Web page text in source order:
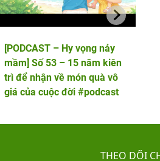
[PODCAST – Hy vọng nảy
mầm] Số 53 – 15 năm kiên
trì để nhận về món quà vô
giá của cuộc đời #podcast
THEO DÕI